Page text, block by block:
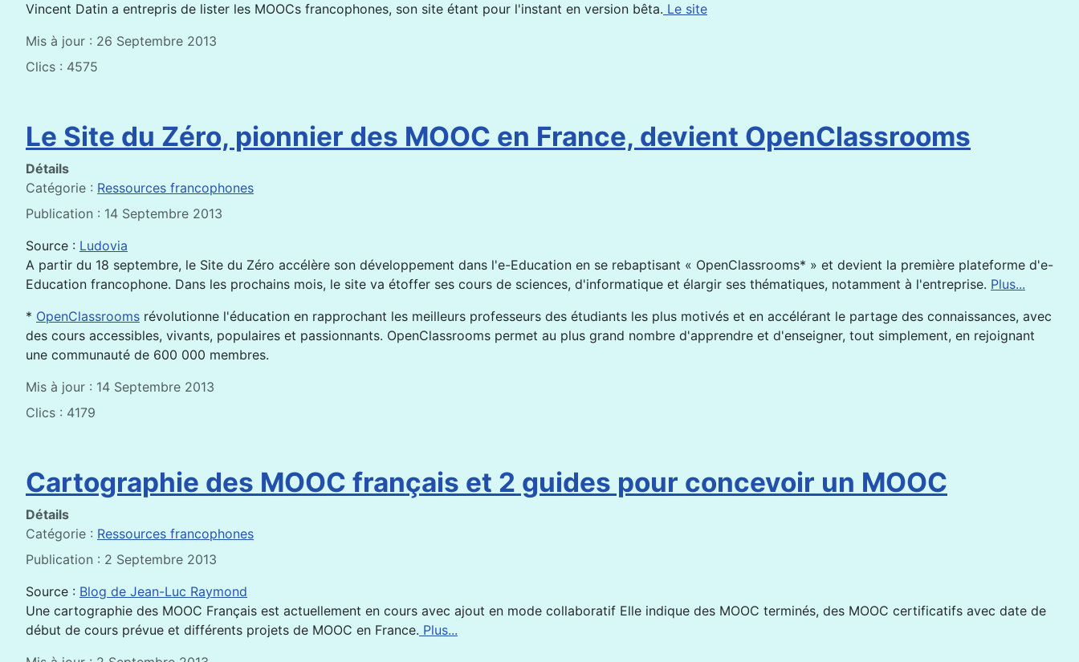
Vincent Datin a entrepris de lister les MOOCs francophones, son site étant pour l'instant en version bêta. Le site
Mis à jour : 26 Septembre 2013
Clics : 4575
Le Site du Zéro, pionnier des MOOC en France, devient OpenClassrooms
Détails
Catégorie : Ressources francophones
Publication : 14 Septembre 2013
Source : Ludovia
A partir du 18 septembre, le Site du Zéro accélère son développement dans l'e-Education en se rebaptisant « OpenClassrooms* » et devient la première plateforme d'e-
Education francophone. Dans les prochains mois, le site va étoffer ses cours de sciences, d'informatique et élargir ses thématiques, notamment à l'entreprise. Plus...
* OpenClassrooms révolutionne l'éducation en rapprochant les meilleurs professeurs des étudiants les plus motivés et en accélérant le partage des connaissances, avec
des cours accessibles, vivants, populaires et passionnants. OpenClassrooms permet au plus grand nombre d'apprendre et d'enseigner, tout simplement, en rejoignant
une communauté de 600 000 membres.
Mis à jour : 14 Septembre 2013
Clics : 4179
Cartographie des MOOC français et 2 guides pour concevoir un MOOC
Détails
Catégorie : Ressources francophones
Publication : 2 Septembre 2013
Source : Blog de Jean-Luc Raymond
Une cartographie des MOOC Français est actuellement en cours avec ajout en mode collaboratif Elle indique des MOOC terminés, des MOOC certificatifs avec date de
début de cours prévue et différents projets de MOOC en France. Plus...